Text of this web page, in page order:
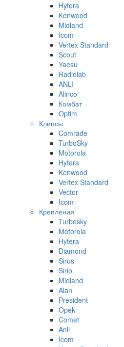
Hytera
Kenwood
Midland
Icom
Vertex Standard
Scout
Yaesu
Radiolab
ANLI
Alinco
Комбат
Optim
Клипсы
Comrade
TurboSky
Motorola
Hytera
Kenwood
Vertex Standard
Vector
Icom
Крепления
Turbosky
Motorola
Hytera
Diamond
Sirus
Sirio
Midland
Alan
President
Opek
Comet
Anli
Icom